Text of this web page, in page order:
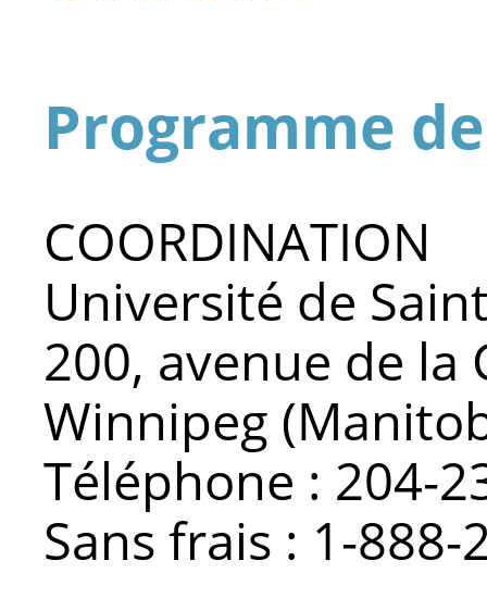
Programme
COORDINATION
Université de
200, avenue de la
Winnipeg
Téléphone : 204-
Sans frais : 1-888-